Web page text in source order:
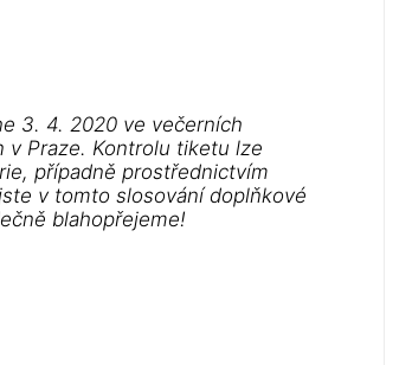
3. 4. 2020 ve večerních
Praze. Kontrolu tiketu lze
případně prostřednictvím
v tomto slosování doplňkové
blahopřejeme!